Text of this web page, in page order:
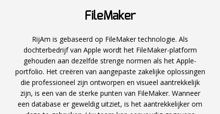
FileMaker
RijAm is gebaseerd op FileMaker technologie. Als
dochterbedrijf van Apple wordt het FileMaker-platform
gehouden aan dezelfde strenge normen als het Apple-
portfolio. Het creëren van aangepaste zakelijke oplossingen
die professioneel zijn ontworpen en visueel aantrekkelijk
zijn, is een van de sterke punten van FileMaker. Wanneer
een database er geweldig uitziet, is het aantrekkelijker om